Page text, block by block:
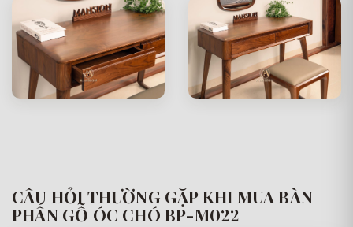
CÂU HỎI THƯỜNG GẶP KHI MUA BÀN
PHẤN GỖ ÓC CHÓ BP-M022